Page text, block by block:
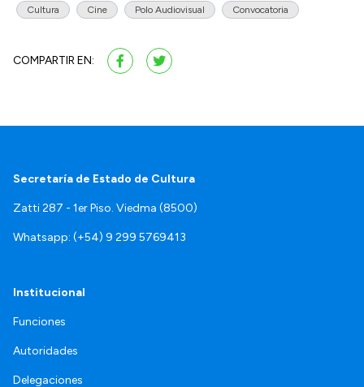
Cultura Cine Polo Audiovisual Convocatoria
COMPARTIR EN:
Secretaría de Estado de Cultura
Zatti 287 - 1er Piso. Viedma (8500)
Whatsapp: (+54) 9 299 5769413
Institucional
Funciones
Autoridades
Delegaciones